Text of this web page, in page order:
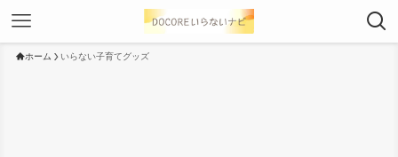
ホーム いらない子育てグッズ